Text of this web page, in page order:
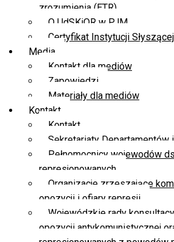
zrozumienia (ETR)
O UdSKiOR w PJM
Certyfikat Instytucji Słyszącej
Media
Kontakt dla mediów
Zapowiedzi
Materiały dla mediów
Kontakt
Kontakt
Sekretariaty Departamentów
Pełnomocnicy wojewodów
represjonowanych
Organizacje zrzeszające
opozycji i ofiary represji
Wojewódzkie rady
opozycji antykomunistycznej